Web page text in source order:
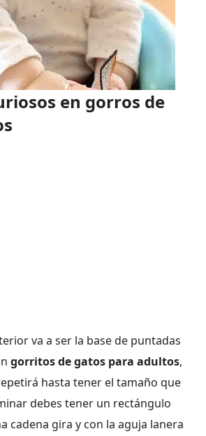
en gorros de
va a ser la base de puntadas
gorritos de gatos para adultos,
hasta tener el tamaño que
debes tener un rectángulo
cadena gira y con la aguja lanera